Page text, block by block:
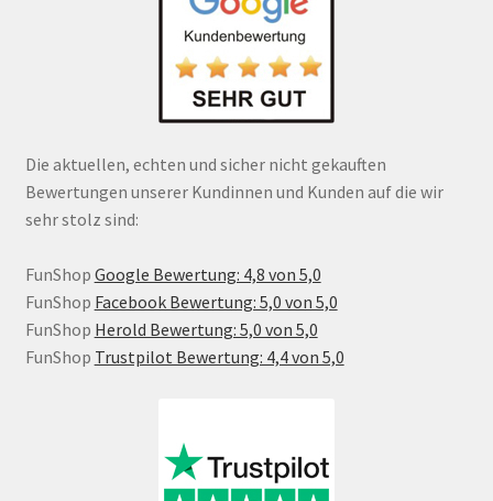
Die aktuellen, echten und sicher nicht gekauften
Bewertungen unserer Kundinnen und Kunden auf die wir
sehr stolz sind:
FunShop Google Bewertung: 4,8 von 5,0
FunShop Facebook Bewertung: 5,0 von 5,0
FunShop Herold Bewertung: 5,0 von 5,0
FunShop Trustpilot Bewertung: 4,4 von 5,0